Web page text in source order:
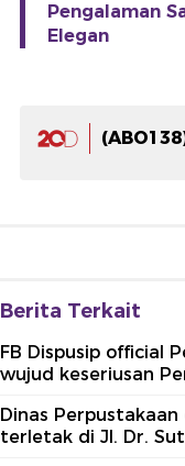
Pengalaman
Elegan
Berita Terkait
FB Dispusip official
wujud keseriusan
Dinas
terletak di Jl. Dr.